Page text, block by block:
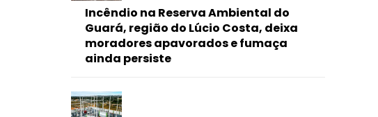
Incêndio na Reserva Ambiental do
Guará, região do Lúcio Costa, deixa
moradores apavorados e fumaça
ainda persiste